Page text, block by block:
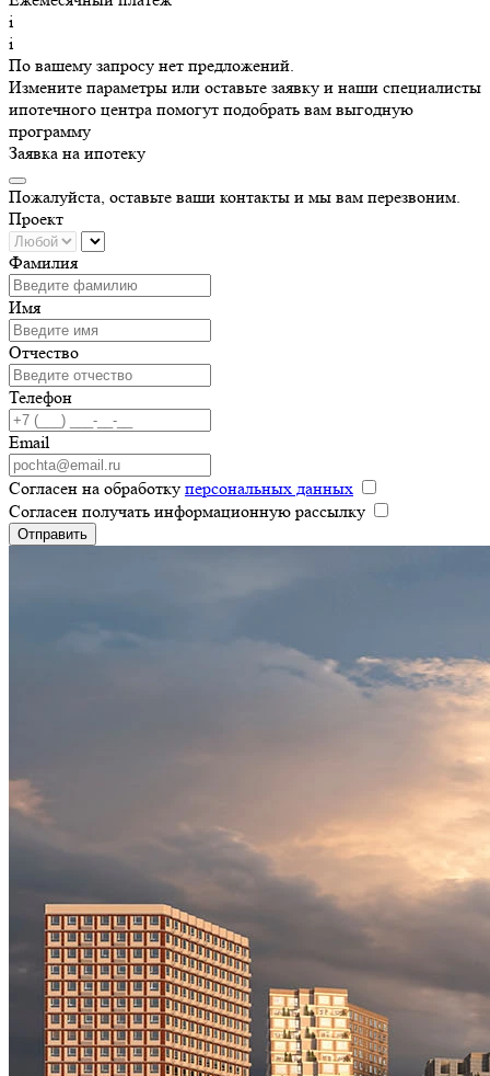
i
i
По вашему запросу нет предложений.
Измените параметры или оставьте заявку и наши специалисты
ипотечного центра помогут подобрать вам выгодную
программу
Заявка на ипотеку
Пожалуйста, оставьте ваши контакты и мы вам перезвоним.
Проект
Фамилия
Имя
Отчество
Телефон
Email
Согласен на обработку персональных данных
Согласен получать информационную рассылку
Отправить